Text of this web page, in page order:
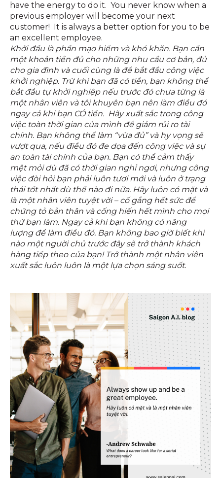
have the energy to do it. You never know when a
previous employer will become your next
customer! It is always a better option for you to be
an excellent employee.
Khởi đầu là phần mạo hiểm và khó khăn. Bạn cần
một khoản tiền đủ cho những nhu cầu cơ bản, đủ
cho gia đình và cuối cùng là để bắt đầu công việc
khởi nghiệp. Trừ khi bạn đã có tiền, bạn không thể
bắt đầu tự khởi nghiệp nếu trước đó chưa từng là
một nhân viên và tôi khuyên bạn nên làm điều đó
ngay cả khi bạn CÓ tiền. Hãy xuất sắc trong công
việc toàn thời gian của mình để giảm rủi ro tài
chính. Bạn không thể làm “vừa đủ” và hy vọng sẽ
vượt qua, nếu điều đó đe dọa đến công việc và sự
an toàn tài chính của bạn. Bạn có thể cảm thấy
mệt mỏi dù đã có thời gian nghỉ ngơi, nhưng công
việc đòi hỏi bạn phải luôn tươi mới và luôn ở trạng
thái tốt nhất dù thế nào đi nữa. Hãy luôn có mặt và
là một nhân viên tuyệt vời – cố gắng hết sức để
chứng tỏ bản thân và cống hiến hết mình cho mọi
thứ bạn làm. Ngay cả khi bạn không có năng
lượng để làm điều đó. Bạn không bao giờ biết khi
nào một người chủ trước đây sẽ trở thành khách
hàng tiếp theo của bạn! Trở thành một nhân viên
xuất sắc luôn luôn là một lựa chọn sáng suốt.